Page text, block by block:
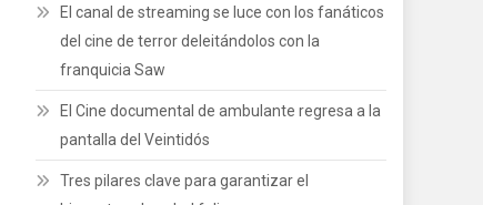
El canal de streaming se luce con los fanáticos
del cine de terror deleitándolos con la
franquicia Saw
El Cine documental de ambulante regresa a la
pantalla del Veintidós
Tres pilares clave para garantizar el